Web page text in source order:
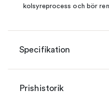
kolsyreprocess och bör
Specifikation
Prishistorik